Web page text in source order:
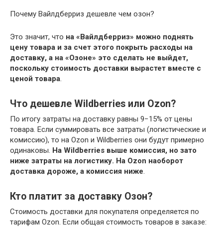
Почему Вайлдберриз дешевле чем озон?
Это значит, что на «Вайлдберриз» можно поднять
цену товара и за счет этого покрыть расходы на
доставку, а на «Озоне» это сделать не выйдет,
поскольку стоимость доставки вырастет вместе с
ценой товара.
Что дешевле Wildberries или Ozon?
По итогу затраты на доставку равны 9−15% от цены
товара. Если суммировать все затраты (логистические и
комиссию), то на Ozon и Wildberries они будут примерно
одинаковы. На Wildberries выше комиссия, но зато
ниже затраты на логистику. На Ozon наоборот
доставка дороже, а комиссия ниже.
Кто платит за доставку Озон?
Стоимость доставки для покупателя определяется по
тарифам Ozon. Если общая стоимость товаров в заказе: